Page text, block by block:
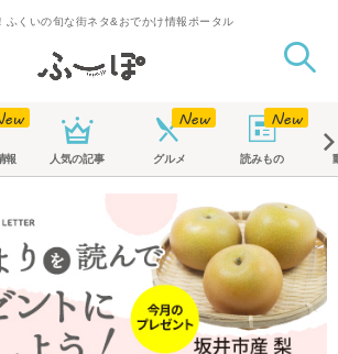
ふくいの旬な街ネタ&おでかけ情報ポータル
報 人気の記事 グルメ 読みもの